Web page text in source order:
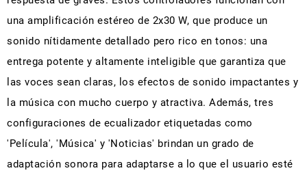
una amplificación estéreo de 2x30 W, que produce un
sonido nítidamente detallado pero rico en tonos: una
entrega potente y altamente inteligible que garantiza que
las voces sean claras, los efectos de sonido impactantes y
la música con mucho cuerpo y atractiva. Además, tres
configuraciones de ecualizador etiquetadas como
'Película', 'Música' y 'Noticias' brindan un grado de
adaptación sonora para adaptarse a lo que el usuario esté